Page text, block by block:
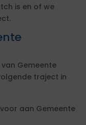
is en of we
Gemeente
traject in
aan Gemeente